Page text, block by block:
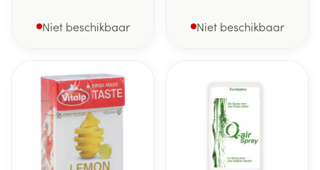
Niet beschikbaar Niet beschikbaar